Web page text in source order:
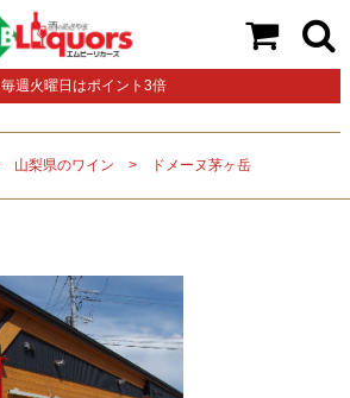
毎週火曜日はポイント3倍
山梨県のワイン ドメーヌ茅ヶ岳